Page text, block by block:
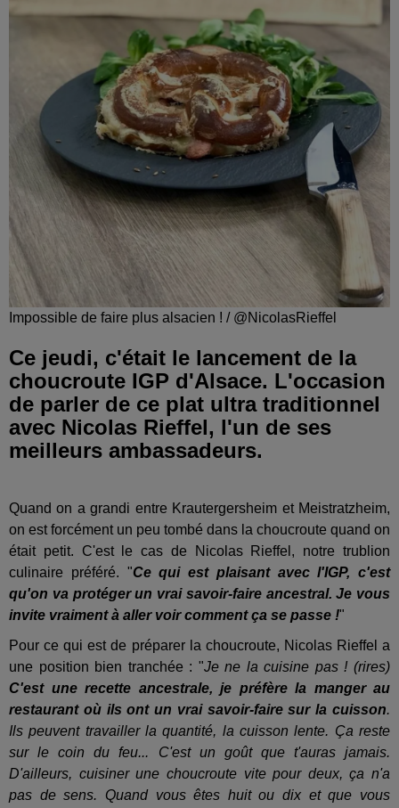
Impossible de faire plus alsacien ! / @NicolasRieffel
Ce jeudi, c'était le lancement de la
choucroute IGP d'Alsace. L'occasion
de parler de ce plat ultra traditionnel
avec Nicolas Rieffel, l'un de ses
meilleurs ambassadeurs.
Quand on a grandi entre Krautergersheim et Meistratzheim,
on est forcément un peu tombé dans la choucroute quand on
était petit. C'est le cas de Nicolas Rieffel, notre trublion
culinaire préféré. "Ce qui est plaisant avec l'IGP, c'est
qu'on va protéger un vrai savoir-faire ancestral. Je vous
invite vraiment à aller voir comment ça se passe !"
Pour ce qui est de préparer la choucroute, Nicolas Rieffel a
une position bien tranchée : "Je ne la cuisine pas ! (rires)
C'est une recette ancestrale, je préfère la manger au
restaurant où ils ont un vrai savoir-faire sur la cuisson.
Ils peuvent travailler la quantité, la cuisson lente. Ça reste
sur le coin du feu... C'est un goût que t'auras jamais.
D'ailleurs, cuisiner une choucroute vite pour deux, ça n'a
pas de sens. Quand vous êtes huit ou dix et que vous